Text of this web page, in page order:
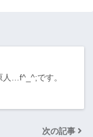
人…f^_^;です。
次の記事